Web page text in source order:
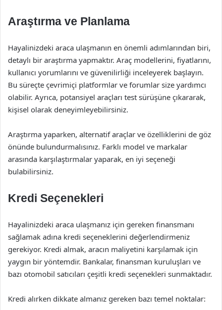
Araştırma ve Planlama
Hayalinizdeki araca ulaşmanın en önemli adımlarından biri,
detaylı bir araştırma yapmaktır. Araç modellerini, fiyatlarını,
kullanıcı yorumlarını ve güvenilirliği inceleyerek başlayın.
Bu süreçte çevrimiçi platformlar ve forumlar size yardımcı
olabilir. Ayrıca, potansiyel araçları test sürüşüne çıkararak,
kişisel olarak deneyimleyebilirsiniz.
Araştırma yaparken, alternatif araçlar ve özelliklerini de göz
önünde bulundurmalısınız. Farklı model ve markalar
arasında karşılaştırmalar yaparak, en iyi seçeneği
bulabilirsiniz.
Kredi Seçenekleri
Hayalinizdeki araca ulaşmanız için gereken finansmanı
sağlamak adına kredi seçeneklerini değerlendirmeniz
gerekiyor. Kredi almak, aracın maliyetini karşılamak için
yaygın bir yöntemdir. Bankalar, finansman kuruluşları ve
bazı otomobil satıcıları çeşitli kredi seçenekleri sunmaktadır.
Kredi alırken dikkate almanız gereken bazı temel noktalar: